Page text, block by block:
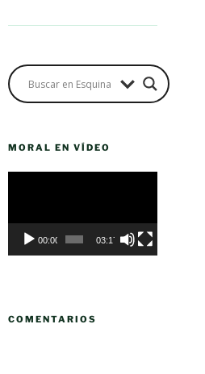
MORAL EN VÍDEO
00:00 03:17
COMENTARIOS